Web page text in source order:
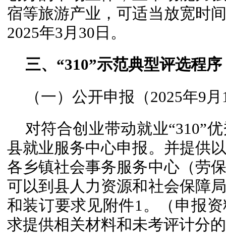
宿等旅游产业，可适当放宽时
2025年3月30日。
三、“310”示范典型评选程序
（一）公开申报（2025年9
对符合创业带动就业“310”
县就业服务中心申报。并提供
各乡镇社会事务服务中心（劳
可以到县人力资源和社会保障
和装订要求见附件1。（申报
求提供相关材料和未考评计分